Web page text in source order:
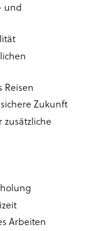
und
Reisen
Zukunft
Arbeiten